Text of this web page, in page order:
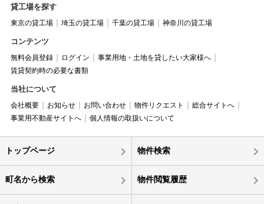
貸工場を探す
東京の貸工場 埼玉の貸工場 千葉の貸工場 神奈川の貸工場
コンテンツ
無料会員登録 ログイン
事業用地・土地を貸したい大家様へ
賃貸契約時の必要な書類
当社について
会社概要 お知らせ お問い合わせ 物件リクエスト
総合サイトへ
事業用不動産サイトへ
個人情報の取扱いについて
トップページ 物件検索
町名から検索 物件閲覧履歴